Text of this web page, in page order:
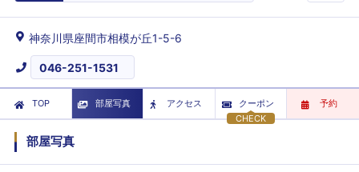
神奈川県座間市相模が丘1-5-6
046-251-1531
TOP 部屋写真
アクセス
CHECK
クーポン 予約
部屋写真